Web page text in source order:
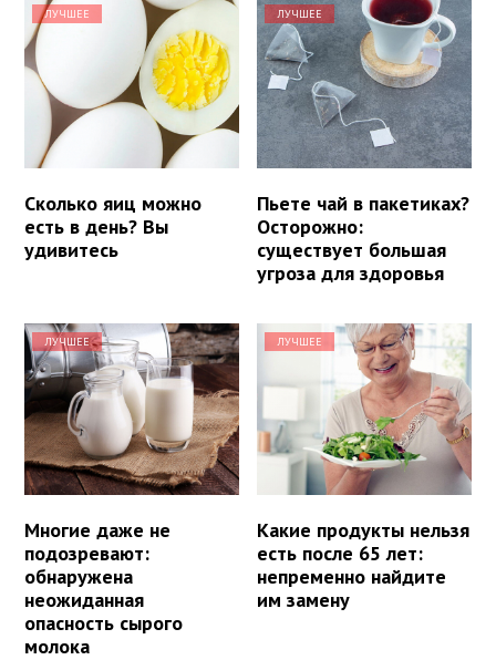
ЛУЧШЕЕ
Сколько яиц можно
есть в день? Вы
удивитесь
ЛУЧШЕЕ
Пьете чай в пакетиках?
Осторожно:
существует большая
угроза для здоровья
ЛУЧШЕЕ
Многие даже не
подозревают:
обнаружена
неожиданная
опасность сырого
молока
ЛУЧШЕЕ
Какие продукты нельзя
есть после 65 лет:
непременно найдите
им замену